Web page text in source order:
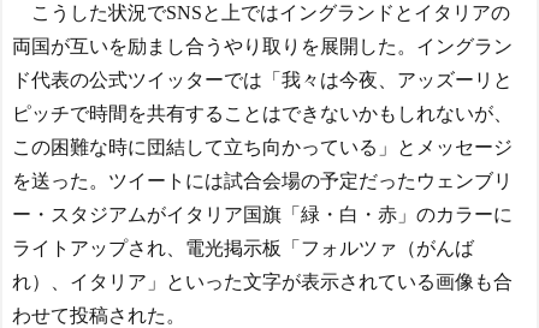
づく..【海外の反応】 NEW!
【速報】日本サッカー、
ついに206cmのドリブラーが
出てくるｗｗｗｗｗｗｗｗ
ｗｗｗｗ NEW!
【謎】185cm 50m6秒6 300
0m10分の俺に向いてるサッ
カーのポジションｗｗｗｗ
ｗｗ NEW!
の始まり…倒産件数が過去
最多ペース「数億円かけて
中国人「日本を代表する
飲み物は何？」 中国人
「あの乳酸菌飲料！」「188
4年から続くあれ！」
海外「日本人は何者なん
だ…」 日本の帰宅部の女子
高生たちの本気に世界が驚
愕
◆悲報◆マドリーFWロド
リゴ残留希望もアロンソ監
督はベンチ漬けへ「インド
料理ばかり食ってるから
こうした状況でSNSと上ではイングランドとイタリアの
両国が互いを励まし合うやり取りを展開した。イングラン
ド代表の公式ツイッターでは「我々は今夜、アッズーリと
ピッチで時間を共有することはできないかもしれないが、
この困難な時に団結して立ち向かっている」とメッセージ
を送った。ツイートには試合会場の予定だったウェンブリ
ー・スタジアムがイタリア国旗「緑・白・赤」のカラーに
ライトアップされ、電光掲示板「フォルツァ（がんば
れ）、イタリア」といった文字が表示されている画像も合
わせて投稿された。